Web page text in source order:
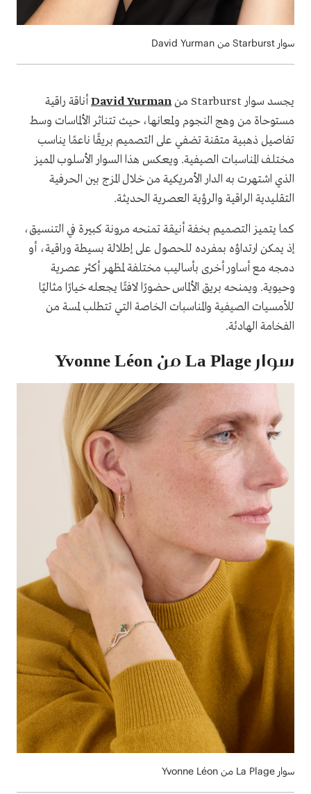
سوار Starburst من David Yurman
يجسد سوار Starburst من David Yurman أناقة راقية
مستوحاة من وهج النجوم ولمعانها، حيث تتناثر الألماسات وسط
تفاصيل ذهبية متقنة تضفي على التصميم بريقًا ناعمًا يناسب
مختلف المناسبات الصيفية. ويعكس هذا السوار الأسلوب المميز
الذي اشتهرت به الدار الأمريكية من خلال المزج بين الحرفية
التقليدية الراقية والرؤية العصرية الحديثة.
كما يتميز التصميم بخفة أنيقة تمنحه مرونة كبيرة في التنسيق،
إذ يمكن ارتداؤه بمفرده للحصول على إطلالة بسيطة وراقية، أو
دمجه مع أساور أخرى بأساليب مختلفة لمظهر أكثر عصرية
وحيوية. ويمنحه بريق الألماس حضورًا لافتًا يجعله خيارًا مثاليًا
للأمسيات الصيفية والمناسبات الخاصة التي تتطلب لمسة من
الفخامة الهادئة.
سوار La Plage من Yvonne Léon
سوار La Plage من Yvonne Léon